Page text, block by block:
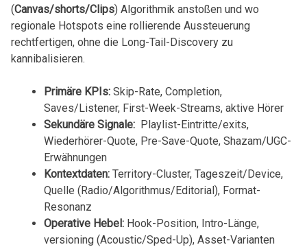
(Canvas/shorts/Clips)⁢ Algorithmik⁣ anstoßen und⁣ wo
‍regionale ⁢Hotspots eine​ rollierende Aussteuerung
rechtfertigen, ohne die Long-Tail-Discovery ⁤zu
kannibalisieren.
Primäre KPIs:Skip-Rate,‍ Completion,
Saves/Listener, First-Week-Streams, aktive⁤ Hörer
Sekundäre Signale:‌ Playlist-Eintritte/exits,
Wiederhörer-Quote, Pre-Save-Quote, Shazam/UGC-
Erwähnungen
Kontextdaten:Territory-Cluster, Tageszeit/Device,
Quelle (Radio/Algorithmus/Editorial), Format-
Resonanz
Operative Hebel:Hook-Position, Intro-Länge,
versioning (Acoustic/Sped-Up), Asset-Varianten‍